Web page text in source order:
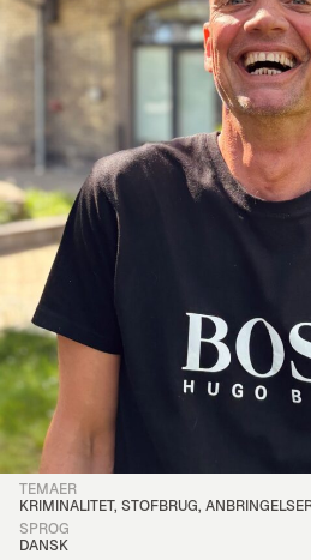
Martin P fortæller om kriminalitet,
TEMAER
KRIMINALITET, STOFBRUG,
SPROG
DANSK